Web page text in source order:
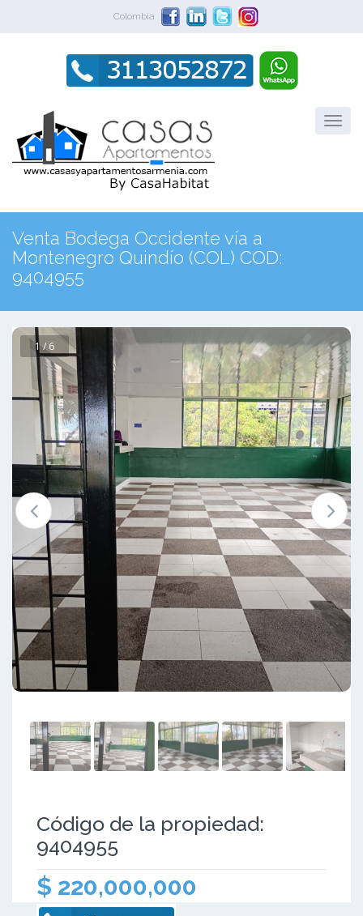
Colombia
Venta Bodega Occidente vía a
Montenegro Quindío (COL) COD:
9404955
1 / 6
Código de la propiedad:
9404955
$ 220,000,000